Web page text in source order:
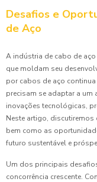
Desafios e
de Aço
A indústria de cabo de
que moldam seu
por cabos de aço
precisam se adaptar a um
inovações tecnológicas,
Neste artigo,
bem como as
futuro sustentável e
Um dos principais
concorrência crescente.